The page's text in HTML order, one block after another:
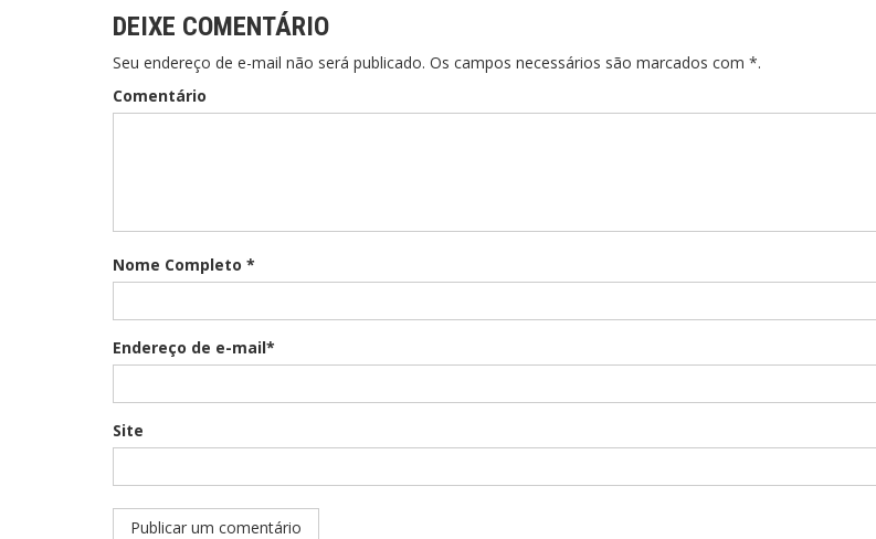
DEIXE COMENTÁRIO
Seu endereço de e-mail não será publicado. Os campos necessários são marcados com *.
Comentário
Nome Completo *
Endereço de e-mail*
Site